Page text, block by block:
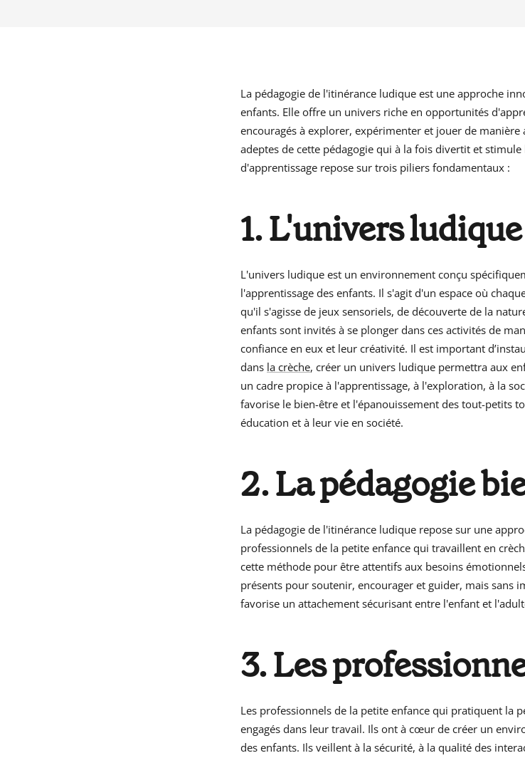
maternité
et
ciel
de
lit
La pédagogie de l'itinérance ludique est une approche
enfants. Elle offre un univers riche en opportunités
encouragés à explorer, expérimenter et jouer de manière
adeptes de cette pédagogie qui à la fois divertit et stimule
d'apprentissage repose sur trois piliers fondamentaux :
1. L'univers ludique
L'univers ludique est un environnement conçu
l'apprentissage des enfants. Il s'agit d'un espace où
qu'il s'agisse de jeux sensoriels, de découverte de la
enfants sont invités à se plonger dans ces activités de
confiance en eux et leur créativité. Il est important
dans la crèche, créer un univers ludique permettra aux
un cadre propice à l'apprentissage, à l'exploration, à la
favorise le bien-être et l'épanouissement des tout-petits
éducation et à leur vie en société.
2. La pédagogie
La pédagogie de l'itinérance ludique repose sur une
professionnels de la petite enfance qui travaillent en
cette méthode pour être attentifs aux besoins
présents pour soutenir, encourager et guider, mais sans
favorise un attachement sécurisant entre l'enfant et
3. Les
Les professionnels de la petite enfance qui pratiquent la
engagés dans leur travail. Ils ont à cœur de créer un
des enfants. Ils veillent à la sécurité, à la qualité des